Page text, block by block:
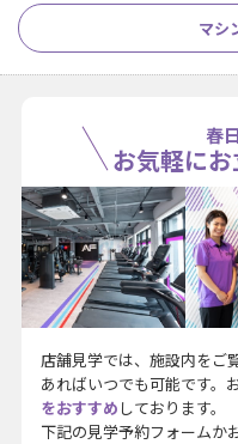
マシ
春
お気軽に
店舗見学では、施設内をご
あればいつでも可能です。
をおすすめ しております。
下記の見学予約フォームか